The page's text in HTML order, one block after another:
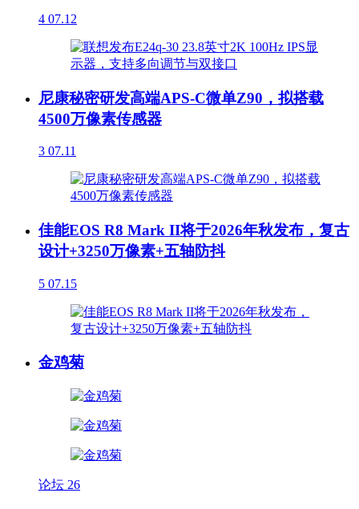
4 07.12
尼康秘密研发高端APS-C微单Z90，拟搭载
4500万像素传感器
3 07.11
佳能EOS R8 Mark II将于2026年秋发布，复古
设计+3250万像素+五轴防抖
5 07.15
金鸡菊
论坛 26